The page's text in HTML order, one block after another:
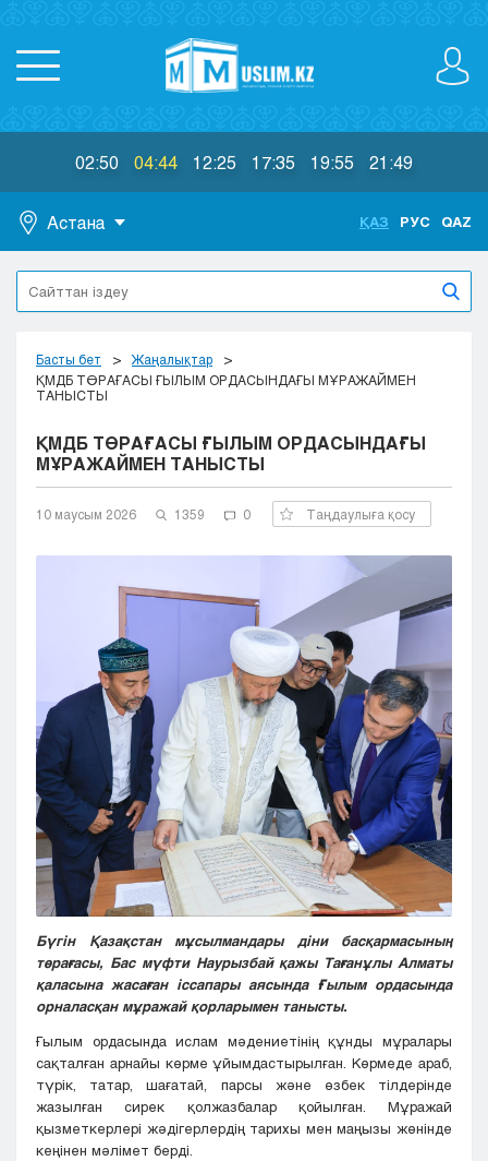
02:50 04:44 12:25 17:35 19:55 21:49
Астана
Астана
Алматы
Актобе
Атырау
Жезказган
Кокшетау
Костанай
Кызылорда
Талдыкорган
Туркестан
Уральск
Усть-Каменогорск
Шымкент
ҚАЗ РУС QAZ
Басты бет
Жаңалықтар
ҚМДБ ТӨРАҒАСЫ ҒЫЛЫМ ОРДАСЫНДАҒЫ МҰРАЖАЙМЕН
ТАНЫСТЫ
ҚМДБ ТӨРАҒАСЫ ҒЫЛЫМ ОРДАСЫНДАҒЫ
МҰРАЖАЙМЕН ТАНЫСТЫ
10 маусым 2026 1359 0 Таңдаулыға қосу
Бүгін Қазақстан мұсылмандары діни басқармасының
төрағасы, Бас мүфти Наурызбай қажы Тағанұлы Алматы
қаласына жасаған іссапары аясында Ғылым ордасында
орналасқан мұражай қорларымен танысты.
Ғылым ордасында ислам мәдениетінің құнды мұралары
сақталған арнайы көрме ұйымдастырылған. Көрмеде араб,
түрік, татар, шағатай, парсы және өзбек тілдерінде
жазылған сирек қолжазбалар қойылған. Мұражай
қызметкерлері жәдігерлердің тарихы мен маңызы жөнінде
кеңінен мәлімет берді.